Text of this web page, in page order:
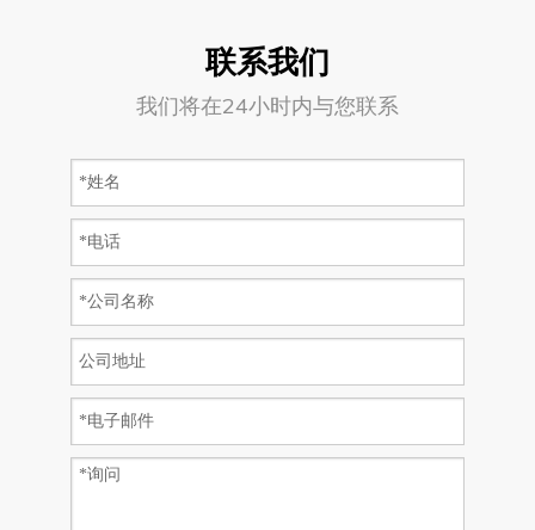
方便：客户的实时监控可在PC，手机，PAD等中提供
IP电话 矿业&工地
联系我们
我们将在24小时内与您联系